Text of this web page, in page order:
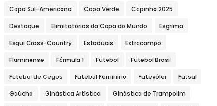
Copa Sul-Americana Copa Verde Copinha 2025
Destaque Elimitatórias da Copa do Mundo Esgrima
Esqui Cross-Country Estaduais Extracampo
Fluminense Fórmula 1 Futebol Futebol Brasil
Futebol de Cegos Futebol Feminino Futevôlei Futsal
Gaúcho Ginástica Artística Ginástica de Trampolim